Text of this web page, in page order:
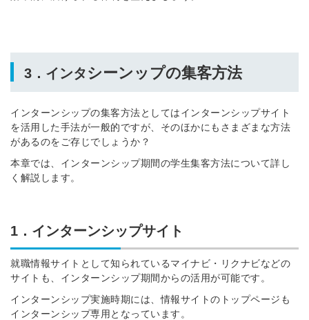
3．インタシーンップの集客方法
インターンシップの集客方法としてはインターンシップサイト
を活用した手法が一般的ですが、そのほかにもさまざまな方法
があるのをご存じでしょうか？
本章では、インターンシップ期間の学生集客方法について詳し
く解説します。
1．インターンシップサイト
就職情報サイトとして知られているマイナビ・リクナビなどの
サイトも、インターンシップ期間からの活用が可能です。
インターンシップ実施時期には、情報サイトのトップページも
インターンシップ専用となっています。